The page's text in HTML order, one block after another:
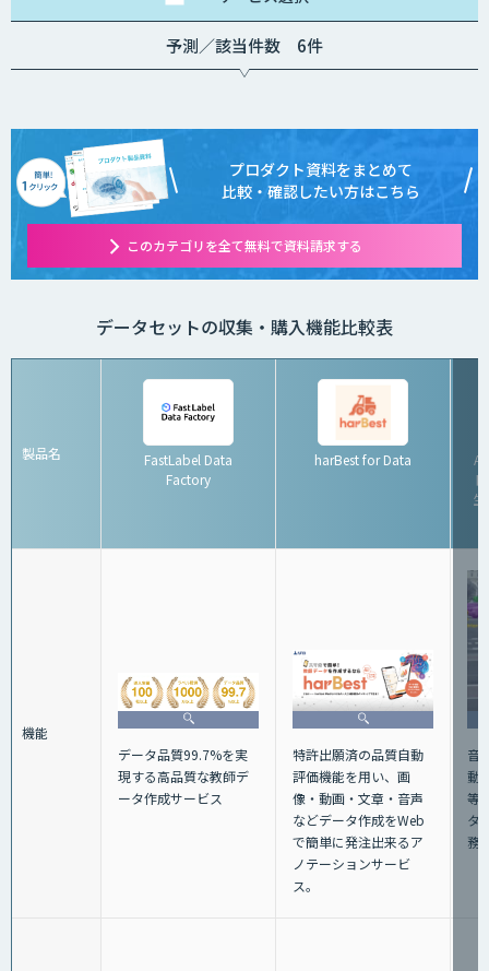
予測／該当件数 6件
プロダクト資料をまとめて
比較・確認したい方はこちら
このカテゴリを全て無料で資料請求する
データセットの収集・購入機能比較表
製品名
FastLabel Data
Factory
harBest for Data
AI
機能
データ品質99.7%を実
現する高品質な教師デ
ータ作成サービス
特許出願済の品質自動
評価機能を用い、画
像・動画・文章・音声
などデータ作成をWeb
で簡単に発注出来るア
ノテーションサービ
ス。
音
動
等
タ
務